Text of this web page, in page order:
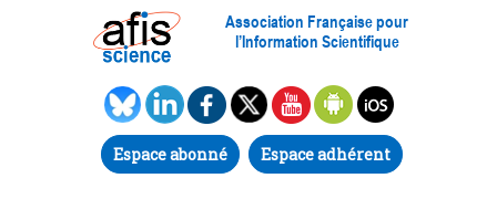
Association Française pour
l’Information Scientifique
Espace abonné Espace adhérent